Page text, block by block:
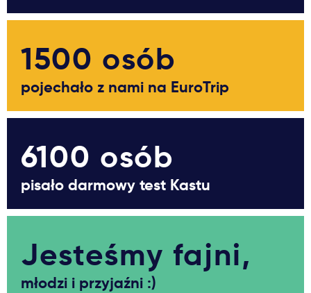
1500 osób
pojechało z nami na EuroTrip
6100 osób
pisało darmowy test Kastu
Jesteśmy fajni,
młodzi i przyjaźni :)